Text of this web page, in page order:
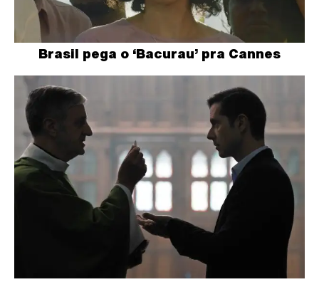
Brasil pega o ‘Bacurau’ pra Cannes